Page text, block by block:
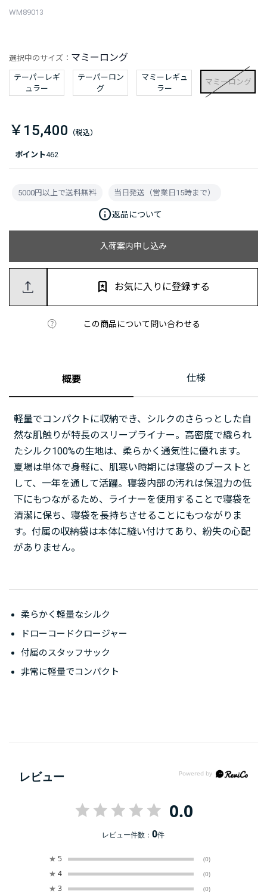
WM89013
ポイント462
選択中のサイズ： マミーロング
テーパーレギ
ュラー
テーパーロン
グ
マミーレギュ
ラー
マミーロング
￥15,400
入荷案内申し込み
この商品について問い合わせる
お気に入りに登録する
5000円以上で送料無料 当日発送（営業日15時まで）
info返品について
概要 仕様
軽量でコンパクトに収納でき、シルクのさらっとした自
然な肌触りが特長のスリープライナー。高密度で織られ
たシルク100%の生地は、柔らかく通気性に優れます。
夏場は単体で身軽に、肌寒い時期には寝袋のブーストと
して、一年を通して活躍。寝袋内部の汚れは保温力の低
下にもつながるため、ライナーを使用することで寝袋を
清潔に保ち、寝袋を長持ちさせることにもつながりま
す。付属の収納袋は本体に縫い付けてあり、紛失の心配
がありません。
柔らかく軽量なシルク
ドローコードクロージャー
付属のスタッフサック
非常に軽量でコンパクト
レビュー
0.0
レビュー件数：0件
★ 5 (0)
★ 4 (0)
★ 3 (0)